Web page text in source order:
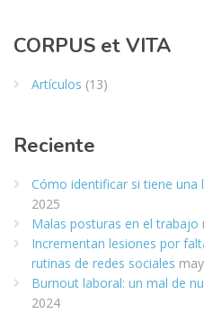
CORPUS et VITA
Artículos (13)
Reciente
Cómo identificar si tiene una
2025
Malas posturas en el trabajo
Incrementan lesiones por
rutinas de redes sociales
Burnout laboral: un mal de
2024